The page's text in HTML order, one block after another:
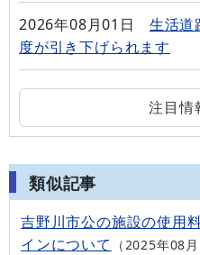
2026年08月01日
生活道
度が引き下げられます
注目情
類似記事
吉野川市公の施設の使用
インについて
2025年08